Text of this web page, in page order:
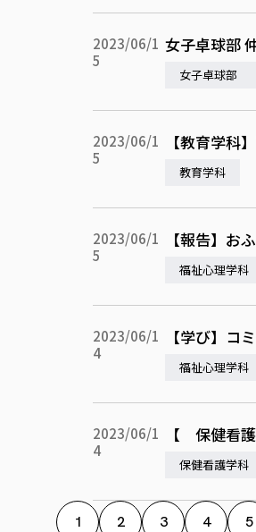
2023/06/1
5
女子卓球部
女子卓球部
2023/06/1
5
【教育学科
教育学科
2023/06/1
5
【報告】お
福祉心理学科
2023/06/1
4
【学び】コ
福祉心理学科
2023/06/1
4
【 保健看
保健看護学科
1 2 3 4 5